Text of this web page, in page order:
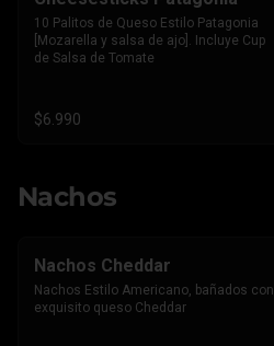
10 Palitos de Queso Estilo Patagonia
[Mozarella y salsa de ajo]. Incluye Cup
de Salsa de Tomate
$6.990
Nachos
Nachos Cheddar
Nachos Estilo Americano, bañados con
exquisito queso Cheddar